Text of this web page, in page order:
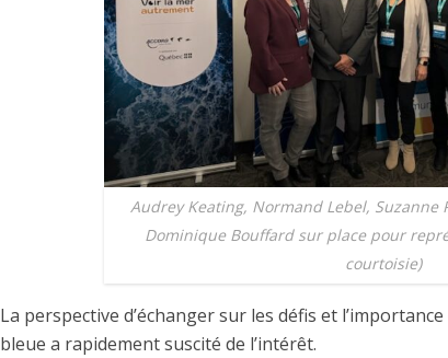
Audrey Keating, Normand Lebel, Suzanne
Dominique Bouffard sur place pour
courtoisie)
La perspective d’échanger sur les défis et
bleue a rapidement suscité de l’intérêt.